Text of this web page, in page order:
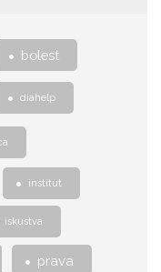
bolest
diahelp
institut
iskustva
prava